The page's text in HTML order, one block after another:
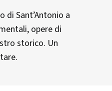
di Sant’Antonio a
opere di
storico. Un